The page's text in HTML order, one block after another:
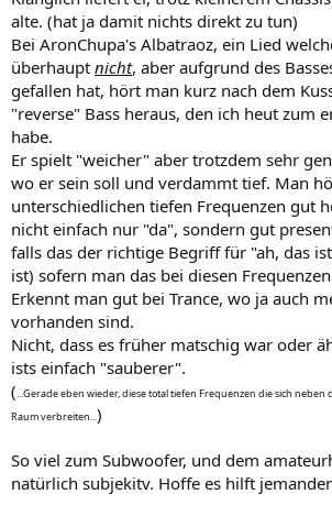
alte. (hat ja damit nichts direkt zu tun)
Bei AronChupa's Albatraoz, ein Lied
überhaupt nicht, aber aufgrund des
gefallen hat, hört man kurz nach dem
"reverse" Bass heraus, den ich heut zum
habe.
Er spielt "weicher" aber trotzdem sehr
wo er sein soll und verdammt tief. Man
unterschiedlichen tiefen Frequenzen gut
nicht einfach nur "da", sondern gut
falls das der richtige Begriff für "ah, das
ist) sofern man das bei diesen
Erkennt man gut bei Trance, wo ja auch
vorhanden sind.
Nicht, dass es früher matschig war oder
ists einfach "sauberer".
( ...Gerade eben wieder, diese total tiefen Frequenzen die sich
Raum verbreiten... )
So viel zum Subwoofer, und dem
natürlich subjekitv. Hoffe es hilft